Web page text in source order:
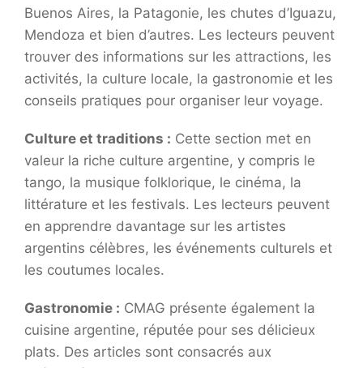
Buenos Aires, la Patagonie, les chutes d’Iguazu,
Mendoza et bien d’autres. Les lecteurs peuvent
trouver des informations sur les attractions, les
activités, la culture locale, la gastronomie et les
conseils pratiques pour organiser leur voyage.
Culture et traditions : Cette section met en
valeur la riche culture argentine, y compris le
tango, la musique folklorique, le cinéma, la
littérature et les festivals. Les lecteurs peuvent
en apprendre davantage sur les artistes
argentins célèbres, les événements culturels et
les coutumes locales.
Gastronomie : CMAG présente également la
cuisine argentine, réputée pour ses délicieux
plats. Des articles sont consacrés aux